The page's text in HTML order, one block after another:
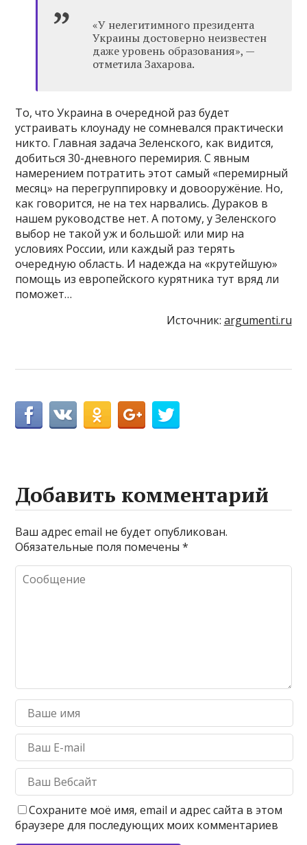
«У нелегитимного президента
Украины достоверно неизвестен
даже уровень образования», —
отметила Захарова.
То, что Украина в очередной раз будет
устраивать клоунаду не сомневался практически
никто. Главная задача Зеленского, как видится,
добиться 30-дневного перемирия. С явным
намерением потратить этот самый «перемирный
месяц» на перегруппировку и довооружёние. Но,
как говорится, не на тех нарвались. Дураков в
нашем руководстве нет. А потому, у Зеленского
выбор не такой уж и большой: или мир на
условиях России, или каждый раз терять
очередную область. И надежда на «крутейшую»
помощь из европейского курятника тут вряд ли
поможет…
Источник: argumenti.ru
Добавить комментарий
Ваш адрес email не будет опубликован.
Обязательные поля помечены*
Сохраните моё имя, email и адрес сайта в этом
браузере для последующих моих комментариев